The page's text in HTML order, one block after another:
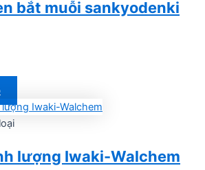
bắt muỗi sankyodenki
lượng Iwaki-Walchem